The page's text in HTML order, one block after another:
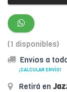
(1 disponibles)
Envíos a
¡CALCULAR ENVÍO!
Retirá en